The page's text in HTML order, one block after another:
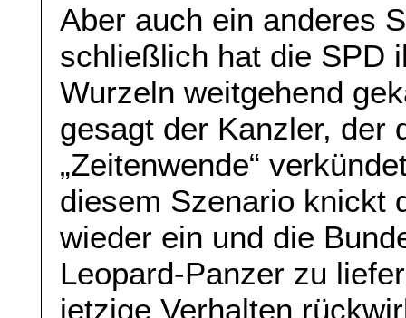
Aber auch ein anderes
schließlich hat die SPD
Wurzeln weitgehend
gesagt der Kanzler, der
„Zeitenwende“
diesem Szenario knickt
wieder ein und die
Leopard-Panzer zu
jetzige Verhalten